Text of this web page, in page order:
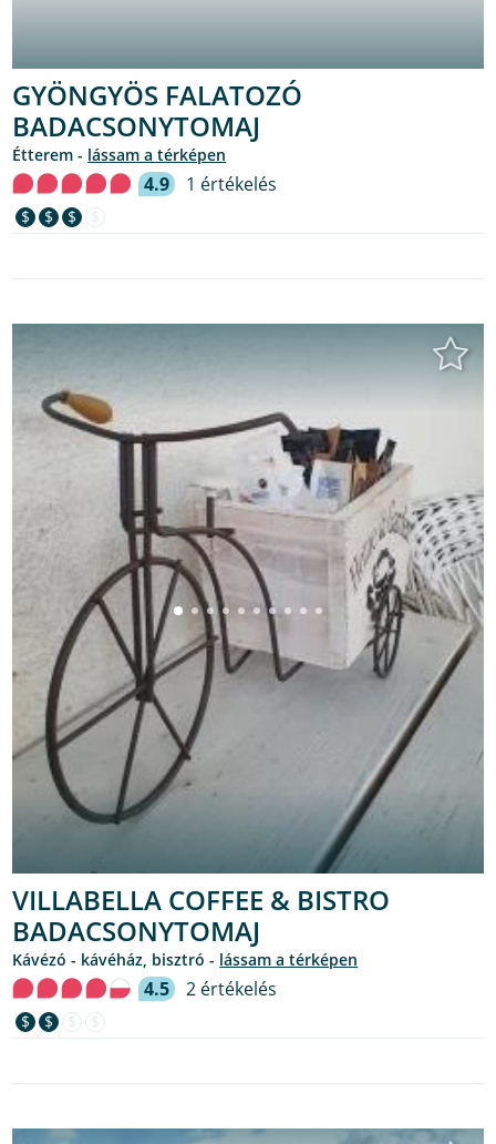
GYÖNGYÖS FALATOZÓ
BADACSONYTOMAJ
étterem - lássam a térképen
4.9 1 értékelés
$ $ $
VILLABELLA COFFEE & BISTRO
BADACSONYTOMAJ
kávézó - kávéház, bisztró - lássam a térképen
4.5 2 értékelés
$ $